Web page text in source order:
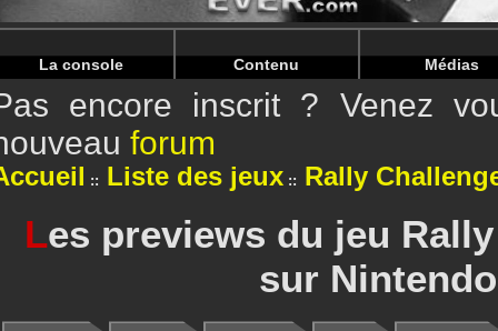
La console Contenu Médias
encore inscrit ? Venez
forum
Liste des jeux Rally
Les previews du jeu
sur